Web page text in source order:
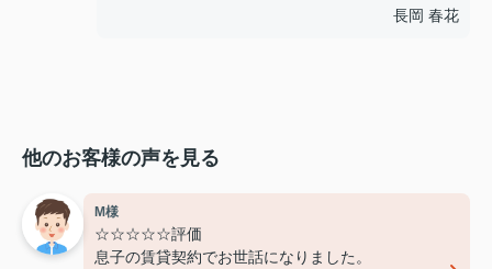
長岡 春花
他のお客様の声を見る
M様
☆☆☆☆☆評価
息子の賃貸契約でお世話になりました。